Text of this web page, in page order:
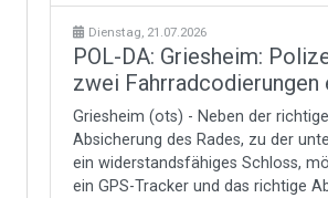
Dienstag, 21.07.2026
POL-DA: Griesheim:
zwei Fahrradcodierungen
Griesheim (ots) - Neben der
Absicherung des Rades, zu der
ein widerstandsfähiges Schloss,
ein GPS-Tracker und das richtige